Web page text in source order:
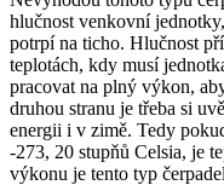
hlučnost venkovní
potrpí na ticho. Hlučnost
teplotách, kdy musí
pracovat na plný výkon,
druhou stranu je třeba si
energii i v zimě. Tedy
-273, 20 stupňů Celsia, je
výkonu je tento typ